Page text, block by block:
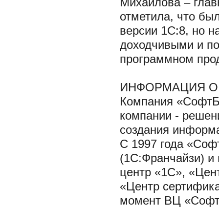
отметила, что
версии 1С:8, но
доходчивыми и
программном
ИНФОРМАЦИЯ
Компания
компании -
создания
С 1997 года
(1С:Франчайзи) и
центр «1С»,
«Центр
момент ВЦ